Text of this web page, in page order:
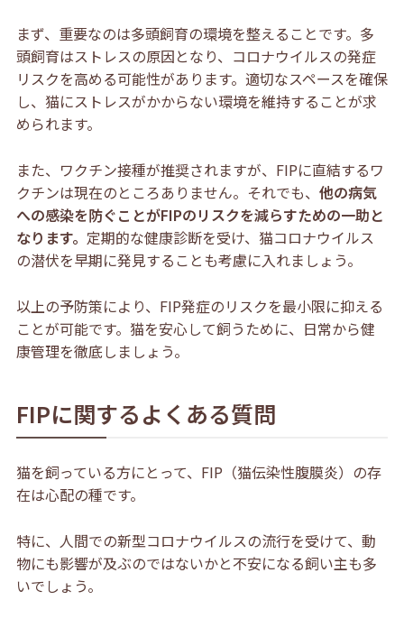
まず、重要なのは多頭飼育の環境を整えることです。多
頭飼育はストレスの原因となり、コロナウイルスの発症
リスクを高める可能性があります。適切なスペースを確保
し、猫にストレスがかからない環境を維持することが求
められます。
また、ワクチン接種が推奨されますが、FIPに直結するワ
クチンは現在のところありません。それでも、 他の病気
への感染を防ぐことがFIPのリスクを減らすための一助と
なります。 定期的な健康診断を受け、猫コロナウイルス
の潜伏を早期に発見することも考慮に入れましょう。
以上の予防策により、FIP発症のリスクを最小限に抑える
ことが可能です。猫を安心して飼うために、日常から健
康管理を徹底しましょう。
FIPに関するよくある質問
猫を飼っている方にとって、FIP（猫伝染性腹膜炎）の存
在は心配の種です。
特に、人間での新型コロナウイルスの流行を受けて、動
物にも影響が及ぶのではないかと不安になる飼い主も多
いでしょう。